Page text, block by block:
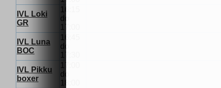
IVL Loki
GR
16:15
do
17:00
IVL Luna
BOC
16:45
do
17:30
IVL Pikku
boxer
17:00
do
18:00